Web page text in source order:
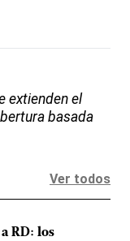
extienden el
basada
Ver todos
RD: los